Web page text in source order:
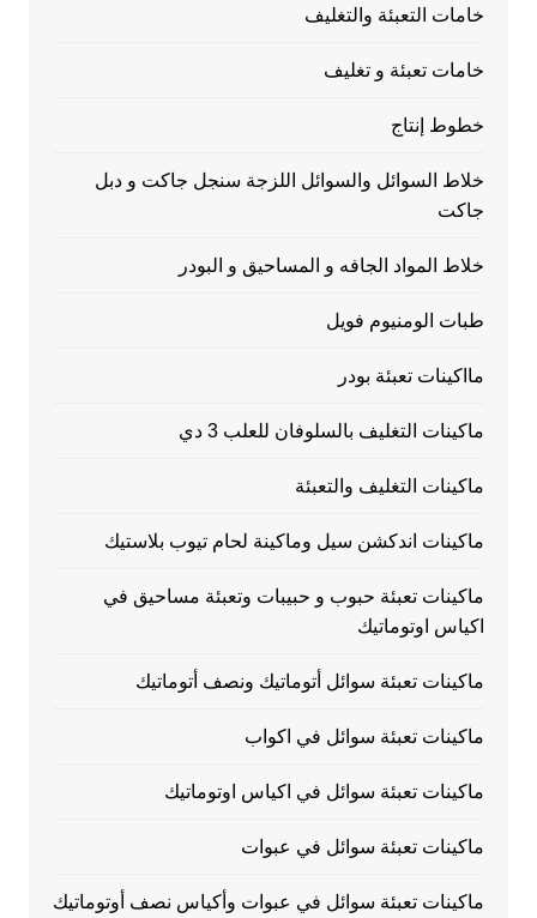
خامات التعبئة والتغليف
خامات تعبئة و تغليف
خطوط إنتاج
خلاط السوائل والسوائل اللزجة سنجل جاكت و دبل
جاكت
خلاط المواد الجافه و المساحيق و البودر
طبات الومنيوم فويل
مااكينات تعبئة بودر
ماكينات التغليف بالسلوفان للعلب 3 دي
ماكينات التغليف والتعبئة
ماكينات اندكشن سيل وماكينة لحام تيوب بلاستيك
ماكينات تعبئة حبوب و حبيبات وتعبئة مساحيق في
اكياس اوتوماتيك
ماكينات تعبئة سوائل أتوماتيك ونصف أتوماتيك
ماكينات تعبئة سوائل في اكواب
ماكينات تعبئة سوائل في اكياس اوتوماتيك
ماكينات تعبئة سوائل في عبوات
ماكينات تعبئة سوائل في عبوات وأكياس نصف أوتوماتيك